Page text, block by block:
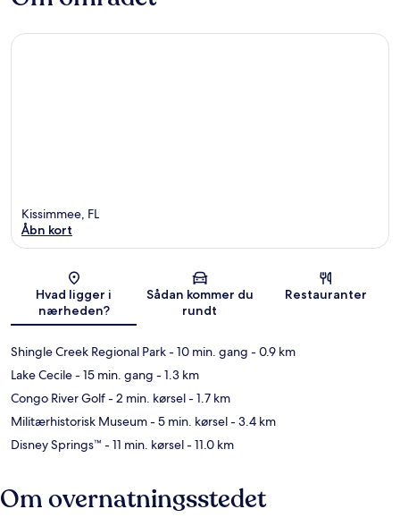
Kort
Kissimmee, FL
Åbn kort
Hvad ligger i
nærheden?
Sådan kommer du
rundt
Restauranter
Shingle Creek Regional Park- 10 min. gang - 0.9 km
Lake Cecile- 15 min. gang - 1.3 km
Congo River Golf- 2 min. kørsel- 1.7 km
Militærhistorisk Museum- 5 min. kørsel- 3.4 km
Disney Springs™ - 11 min. kørsel- 11.0 km
Om overnatningsstedet